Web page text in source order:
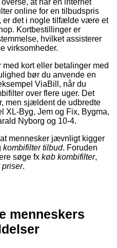
at når en internet
online for en tilbudspris
er det i nogle tilfælde være et
Kortbestillinger er
hvilket assisterer
virksomheder.
kort eller betalinger med
bør du anvende en
ViaBill, når du
over flere uger. Det
men sjældent de udbredte
XL-Byg, Jem og Fix, Bygma,
Nyborg og 10-4.
mennesker jævnligt kigger
kombifilter tilbud. Foruden
søge fx køb kombifilter,
priser.
menneskers